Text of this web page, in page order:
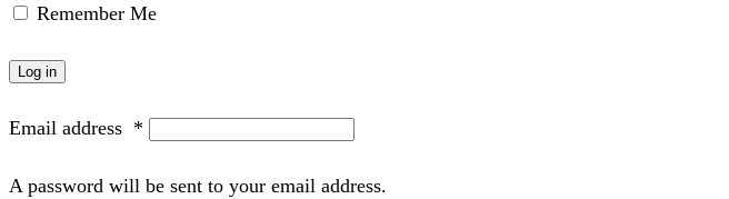
Remember Me
Log in
Email address *
A password will be sent to your email address.